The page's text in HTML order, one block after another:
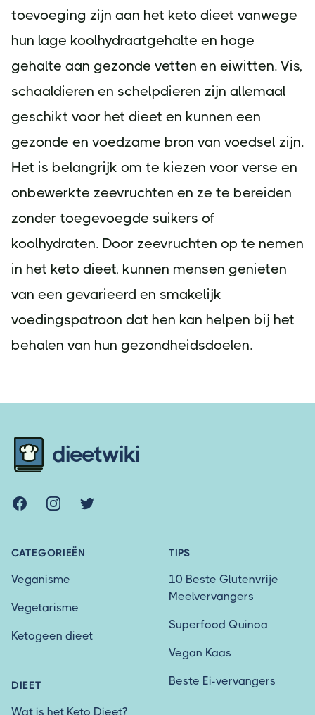
toevoeging zijn aan het keto dieet vanwege
hun lage koolhydraatgehalte en hoge
gehalte aan gezonde vetten en eiwitten. Vis,
schaaldieren en schelpdieren zijn allemaal
geschikt voor het dieet en kunnen een
gezonde en voedzame bron van voedsel zijn.
Het is belangrijk om te kiezen voor verse en
onbewerkte zeevruchten en ze te bereiden
zonder toegevoegde suikers of
koolhydraten. Door zeevruchten op te nemen
in het keto dieet, kunnen mensen genieten
van een gevarieerd en smakelijk
voedingspatroon dat hen kan helpen bij het
behalen van hun gezondheidsdoelen.
dieetwiki
FacebookInstagramTwitter
CATEGORIEËN
Veganisme
Vegetarisme
Ketogeen dieet
DIEET
Wat is het Keto Dieet?
TIPS
10 Beste Glutenvrije
Meelvervangers
Superfood Quinoa
Vegan Kaas
Beste Ei-vervangers